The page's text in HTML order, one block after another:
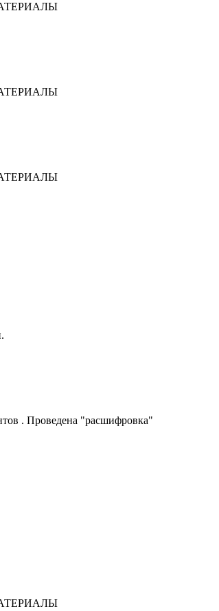
. Проведена "расшифровка"